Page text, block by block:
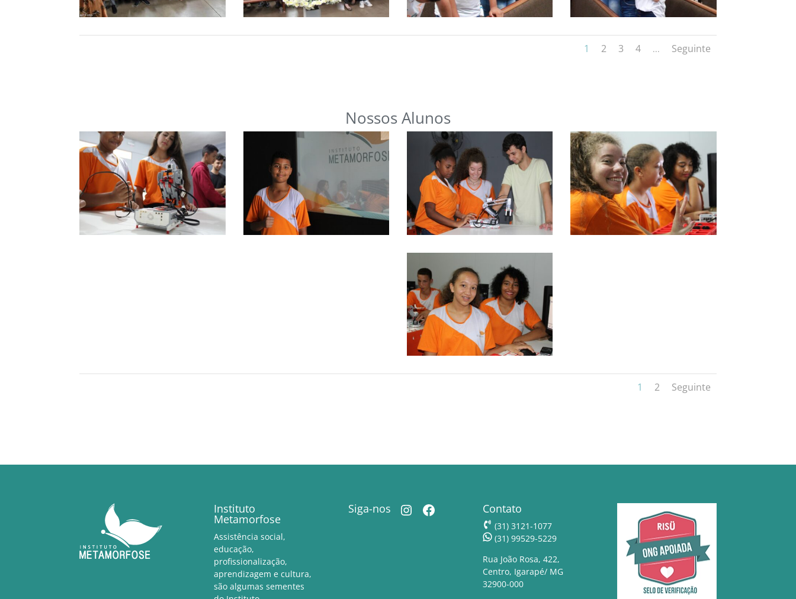
1 2 3 4 ... Seguinte
Nossos Alunos
1 2 Seguinte
Instituto
Metamorfose
Assistência social,
educação,
profissionalização,
aprendizagem e cultura,
são algumas sementes
Siga-nos Instagram
FacebookContato
(31) 3121-1077
(31) 99529-5229
Rua João Rosa, 422,
Centro, Igarapé/ MG
32900-000